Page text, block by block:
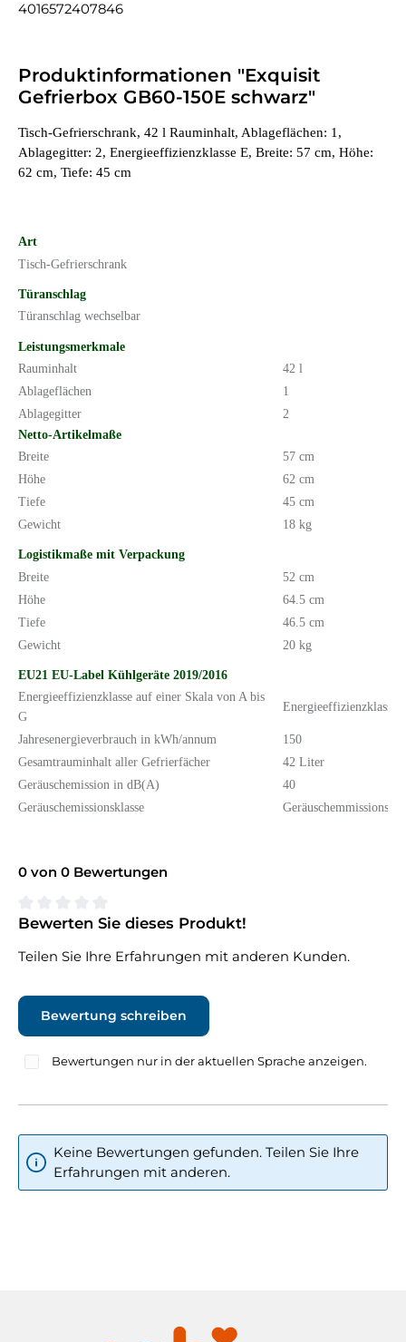
4016572407846
Produktinformationen "Exquisit
Gefrierbox GB60-150E schwarz"
Tisch-Gefrierschrank, 42 l Rauminhalt, Ablageflächen: 1,
Ablagegitter: 2, Energieeffizienzklasse E, Breite: 57 cm, Höhe:
62 cm, Tiefe: 45 cm
Art
Tisch-Gefrierschrank
Türanschlag
Türanschlag wechselbar
Leistungsmerkmale
Rauminhalt
42 l
Ablageflächen
1
Ablagegitter
2
Netto-Artikelmaße
Breite
57 cm
Höhe
62 cm
Tiefe
45 cm
Gewicht
18 kg
Logistikmaße mit Verpackung
Breite
52 cm
Höhe
64.5 cm
Tiefe
46.5 cm
Gewicht
20 kg
EU21 EU-Label Kühlgeräte 2019/2016
Energieeffizienzklasse auf einer Skala von A bis
G
Energieeffizienzklasse
Jahresenergieverbrauch in kWh/annum
150
Gesamtrauminhalt aller Gefrierfächer
42 Liter
Geräuschemission in dB(A)
40
Geräuschemissionsklasse
0 von 0 Bewertungen
Durchschnittliche Bewertung von 0 von 5 Sternen
Bewerten Sie dieses Produkt!
Teilen Sie Ihre Erfahrungen mit anderen Kunden.
Bewertung schreiben
Bewertungen nur in der aktuellen Sprache anzeigen.
Keine Bewertungen gefunden. Teilen Sie Ihre
Erfahrungen mit anderen.